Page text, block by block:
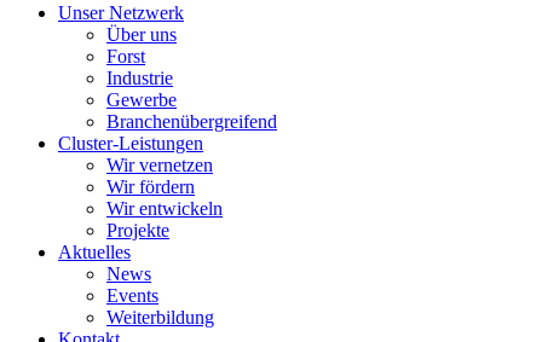
Unser Netzwerk
Über uns
Forst
Industrie
Gewerbe
Branchenübergreifend
Cluster-Leistungen
Wir vernetzen
Wir fördern
Wir entwickeln
Projekte
Aktuelles
News
Events
Weiterbildung